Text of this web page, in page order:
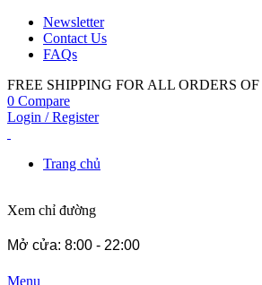
Newsletter
Contact Us
FAQs
FREE SHIPPING FOR ALL ORDERS OF
0 Compare
Login / Register
Trang chủ
Xem chỉ đường
Mở cửa: 8:00 - 22:00
Menu